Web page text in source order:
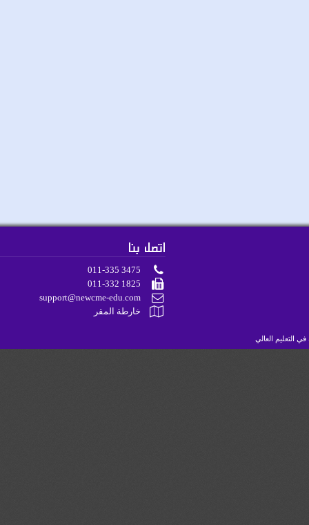
اتصل بنا
011-335 3475
011-332 1825
support@newcme-edu.com
خارطة المقر
العالي